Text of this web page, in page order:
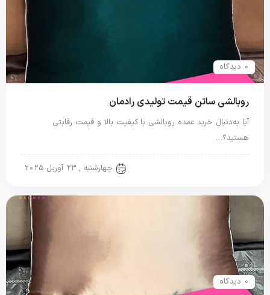
0 دیدگاه
روبالشی ساتن قیمت تولیدی رادمان
آیا به‌دنبال خرید عمده روبالشی با کیفیت بالا و قیمت رقابتی
هستید؟…
چهارشنبه , 23 آوریل 2025
0 دیدگاه